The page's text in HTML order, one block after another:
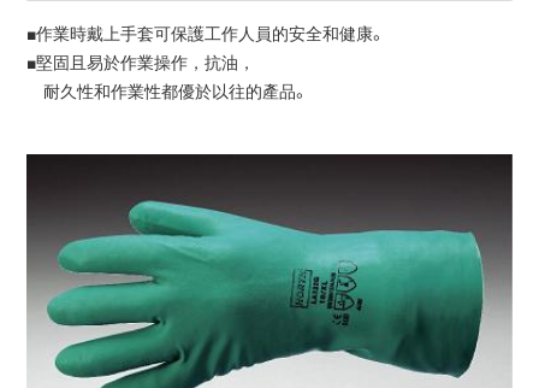
■作業時戴上手套可保護工作人員的安全和健康。
■堅固且易於作業操作，抗油，
耐久性和作業性都優於以往的產品。